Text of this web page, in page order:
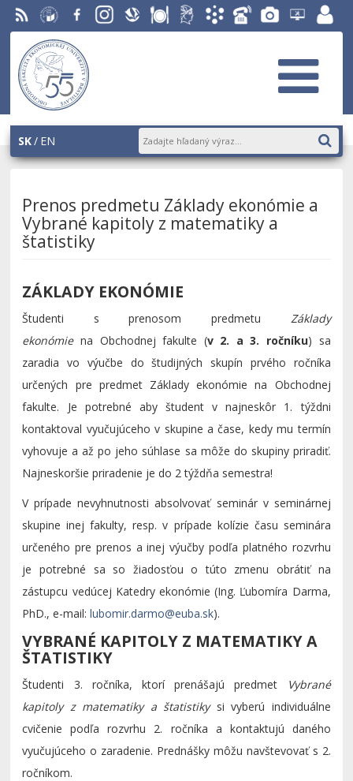
RSS EU v
Bratislave
FacebookInstagramSlovenskáStravovanie
ŠtudentskýAkademický
TelefónnyFotogaléria
Helpdesk
EUBAportál
SK EN
Prenos predmetu Základy ekonómie a
Vybrané kapitoly z matematiky a
štatistiky
ZÁKLADY EKONÓMIE
Študenti s prenosom predmetu Základy
ekonómiena Obchodnej fakulte (v 2. a 3. ročníku) sa
zaradia vo výučbe do študijných skupín prvého ročníka
určených pre predmet Základy ekonómie na Obchodnej
fakulte. Je potrebné aby študent v najneskôr 1. týždni
kontaktoval vyučujúceho v skupine a čase, kedy mu termín
vyhovuje a až po jeho súhlase sa môže do skupiny priradiť.
Najneskoršie priradenie je do 2 týždňa semestra!
V prípade nevyhnutnosti absolvovať seminár v seminárnej
skupine inej fakulty, resp. v prípade kolízie času seminára
určeného pre prenos a inej výučby podľa platného rozvrhu
je potrebné sa so žiadosťou o túto zmenu obrátiť na
zástupcu vedúcej Katedry ekonómie (Ing. Ľubomíra Darma,
PhD., e-mail:
).
VYBRANÉ KAPITOLY Z MATEMATIKY A
ŠTATISTIKY
Študenti 3. ročníka, ktorí prenášajú predmet
Vybrané
kapitoly z matematiky a štatistiky si vyberú individuálne
cvičenie podľa rozvrhu 2. ročníka a kontaktujú daného
vyučujúceho o zaradenie. Prednášky môžu navštevovať s 2.
ročníkom.